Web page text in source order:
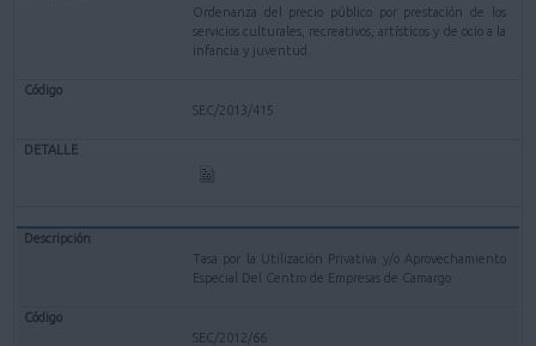
Ordenanza del precio público por prestación de los
servicios culturales, recreativos, artísticos y de ocio a la
infancia y juventud.
SEC/2013/415
Tasa por la Utilización Privativa y/o Aprovechamiento
Especial Del Centro de Empresas de Camargo
SEC/2012/66